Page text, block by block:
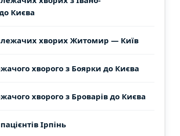
Києва
лежачих хворих Житомир — Київ
хворого з Боярки до Києва
хворого з Броварів до Києва
Ірпінь